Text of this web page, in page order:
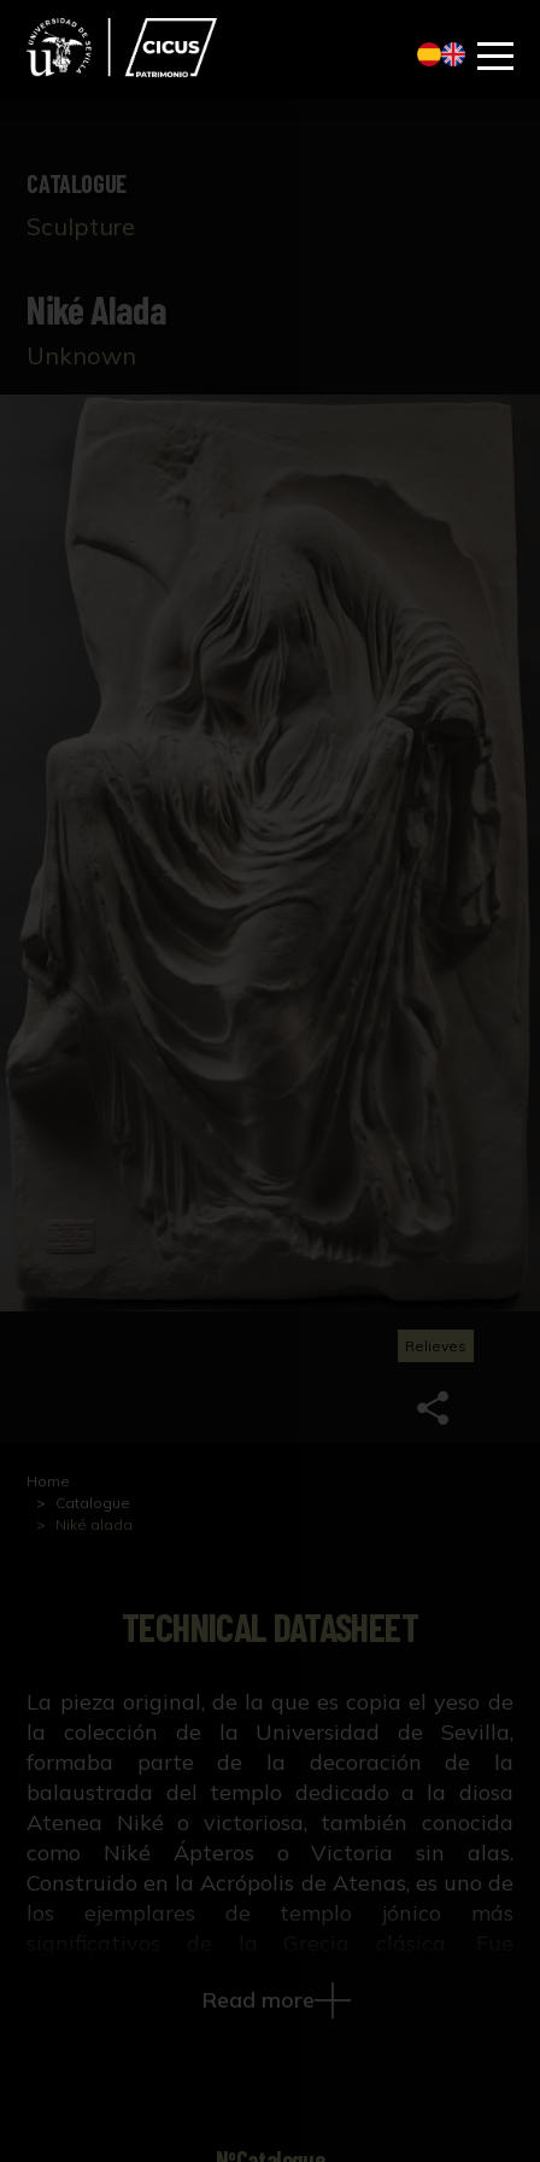
CATALOGUE
Sculpture
Niké Alada
Unknown
Relieves
Home
Catalogue
Niké alada
TECHNICAL DATASHEET
La pieza original, de la que es copia el yeso de
la colección de la Universidad de Sevilla,
formaba parte de la decoración de la
balaustrada del templo dedicado a la diosa
Atenea Niké o victoriosa, también conocida
como Niké Ápteros o Victoria sin alas.
Construido en la Acrópolis de Atenas, es uno de
los ejemplares de templo jónico más
para conmemorar la victoria de los griegos
detenido durante veintidós años, no será
Read more